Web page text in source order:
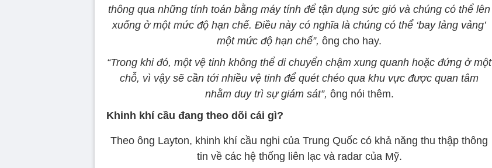
thông qua những tính toán bằng máy tính để tận dụng sức gió và chúng có thể lên
xuống ở một mức độ hạn chế. Điều này có nghĩa là chúng có thể ‘bay lảng vảng’
một mức độ hạn chế”, ông cho hay.
“Trong khi đó, một vệ tinh không thể di chuyển chậm xung quanh hoặc đứng ở một
chỗ, vì vậy sẽ cần tới nhiều vệ tinh để quét chéo qua khu vực được quan tâm
nhằm duy trì sự giám sát”, ông nói thêm.
Khinh khí cầu đang theo dõi cái gì?
Theo ông Layton, khinh khí cầu nghi của Trung Quốc có khả năng thu thập thông
tin về các hệ thống liên lạc và radar của Mỹ.